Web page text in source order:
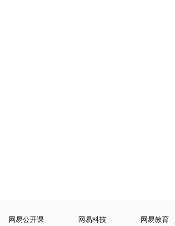
网易公开课 网易科技 网易教育